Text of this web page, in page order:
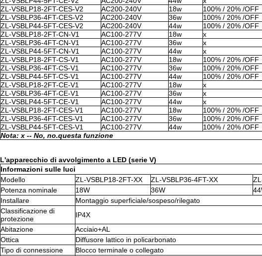
ZL-VSBLP18-2FT-CES-V2
AC200-240V 18w
100% / 20% /OFF
ZL-VSBLP36-4FT-CES-V2
AC200-240V 36w
100% / 20% /OFF
ZL-VSBLP44-5FT-CES-V2
AC200-240V 44w
100% / 20% /OFF
ZL-VSBLP18-2FT-CN-V1
AC100-277V 18w
x
ZL-VSBLP36-4FT-CN-V1
AC100-277V 36w
x
ZL-VSBLP44-5FT-CN-V1
AC100-277V 44w
x
ZL-VSBLP18-2FT-CS-V1
AC100-277V 18w
100% / 20% /OFF
ZL-VSBLP36-4FT-CS-V1
AC100-277V 36w
100% / 20% /OFF
ZL-VSBLP44-5FT-CS-V1
AC100-277V 44w
100% / 20% /OFF
ZL-VSBLP18-2FT-CE-V1
AC100-277V 18w
x
ZL-VSBLP36-4FT-CE-V1
AC100-277V 36w
x
ZL-VSBLP44-5FT-CE-V1
AC100-277V 44w
x
ZL-VSBLP18-2FT-CES-V1
AC100-277V 18w
100% / 20% /OFF
ZL-VSBLP36-4FT-CES-V1
AC100-277V 36w
100% / 20% /OFF
ZL-VSBLP44-5FT-CES-V1
AC100-277V 44w
100% / 20% /OFF
Nota: x -- No, no.questa funzione
L'apparecchio di avvolgimento a LED (serie V)
Informazioni sulle luci
Modello
ZL-VSBLP18-2FT-XX ZL-VSBLP36-4FT-XX
Potenza nominale
18W 36W
Installare
Montaggio superficiale/sospeso/rilegato
Classificazione di
protezione
IP4X
Abitazione
Acciaio+AL
Ottica
Diffusore lattico in policarbonato
Tipo di connessione
Blocco terminale o collegato